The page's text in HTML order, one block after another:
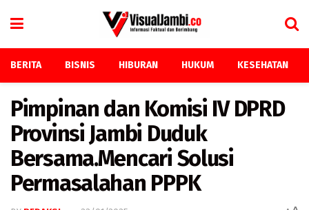
BERITA BISNIS HIBURAN HUKUM KESEHATAN
Pimpinan dan Komisi IV DPRD
Provinsi Jambi Duduk
Bersama.Mencari Solusi
Permasalahan PPPK